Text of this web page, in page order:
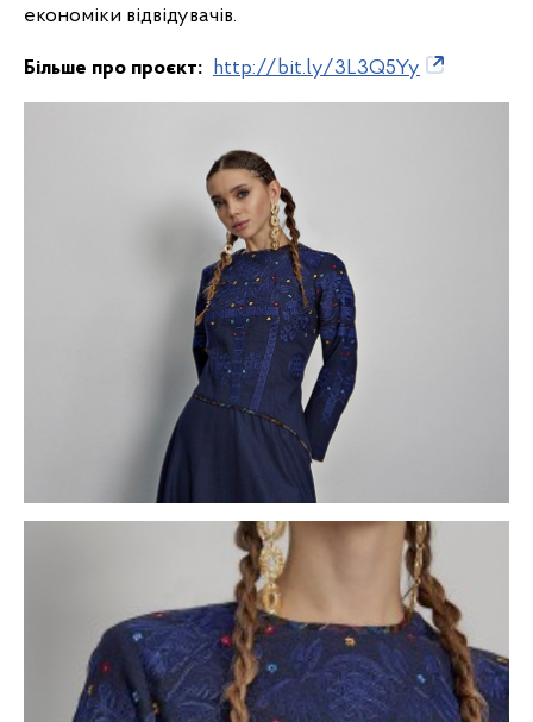
економіки відвідувачів.
Більше про проєкт: http://bit.ly/3L3Q5Yy